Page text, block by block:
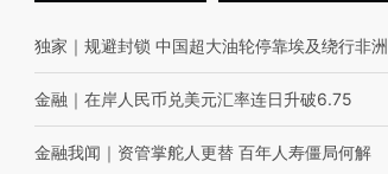
独家 ｜ 规避封锁 中国超大油轮停靠埃及绕行非洲
金融 ｜ 在岸人民币兑美元汇率连日升破6.75
金融我闻 ｜ 资管掌舵人更替 百年人寿僵局何解